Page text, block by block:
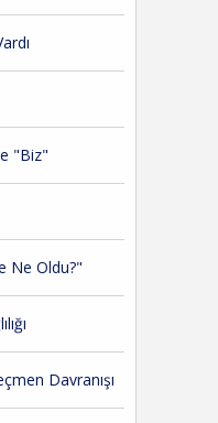
"Biz"
Ne Oldu?"
Davranışı